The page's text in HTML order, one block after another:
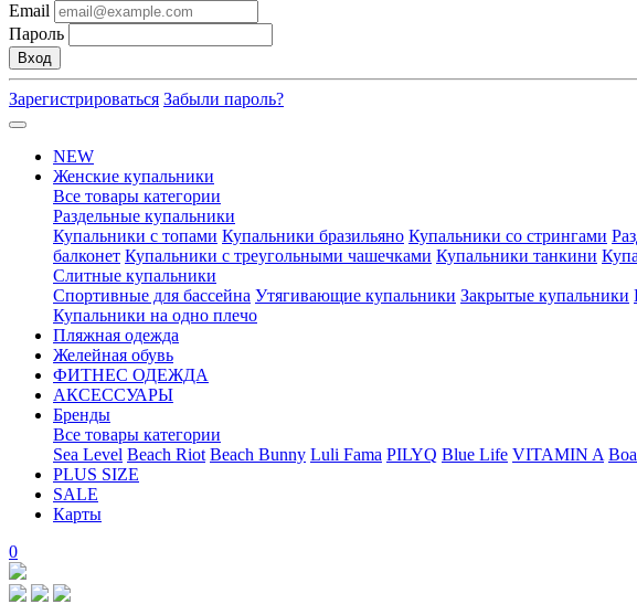
Email
Пароль
Вход
Зарегистрироваться Забыли пароль?
NEW
Женские купальники
Все товары категории
Раздельные купальники
Купальники с топами Купальники бразильяно Купальники со стрингами
балконет Купальники с треугольными чашечками Купальники танкини
Слитные купальники
Спортивные для бассейна Утягивающие купальники Закрытые купальники
Купальники на одно плечо
Пляжная одежда
Желейная обувь
ФИТНЕС ОДЕЖДА
АКСЕССУАРЫ
Бренды
Все товары категории
Sea Level Beach Riot Beach Bunny Luli Fama PILYQ Blue Life VITAMIN A
PLUS SIZE
SALE
Карты
0